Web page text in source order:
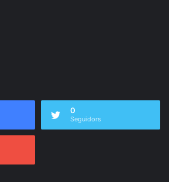
0
Seguidors